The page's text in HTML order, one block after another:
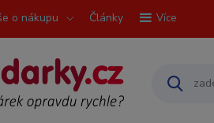
o nákupu Články Více